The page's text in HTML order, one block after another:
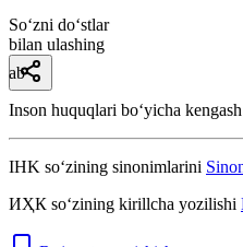
So‘zni do‘stlar
bilan ulashing
ab
Inson huquqlari boʻyicha
IHK so‘zining sinonimlarini
ИҲК so‘zining kirillcha yozilishi